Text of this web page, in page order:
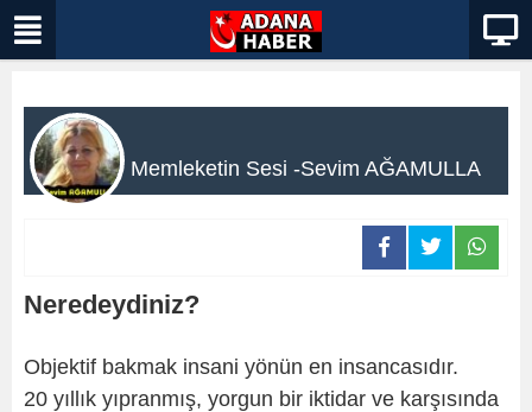
Memleketin Sesi -Sevim AĞAMULLA
Neredeydiniz?
Objektif bakmak insani yönün en insancasıdır.
20 yıllık yıpranmış, yorgun bir iktidar ve karşısında